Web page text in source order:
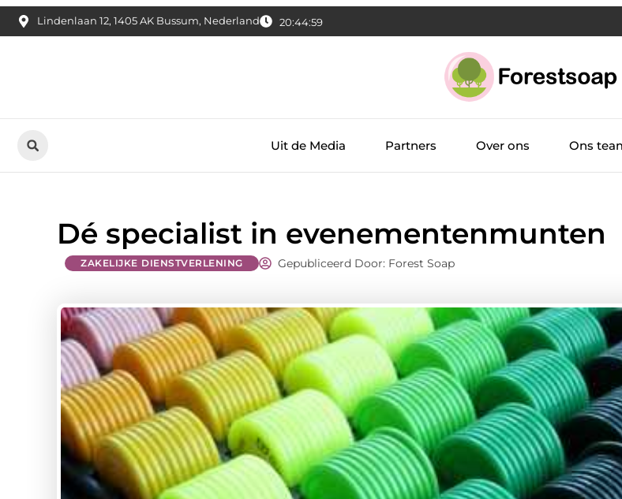
Lindenlaan 12, 1405 AK Bussum, Nederland 20:45:00
Uit de Media Partners Over ons Ons team
Dé specialist in evenementenmunten
ZAKELIJKE DIENSTVERLENING Gepubliceerd Door: Forest Soap